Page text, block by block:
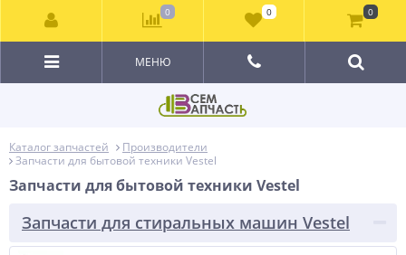
МЕНЮ
Каталог запчастей
Производители
Запчасти для бытовой техники Vestel
Запчасти для бытовой техники Vestel
Запчасти для стиральных машин Vestel
0 0 0